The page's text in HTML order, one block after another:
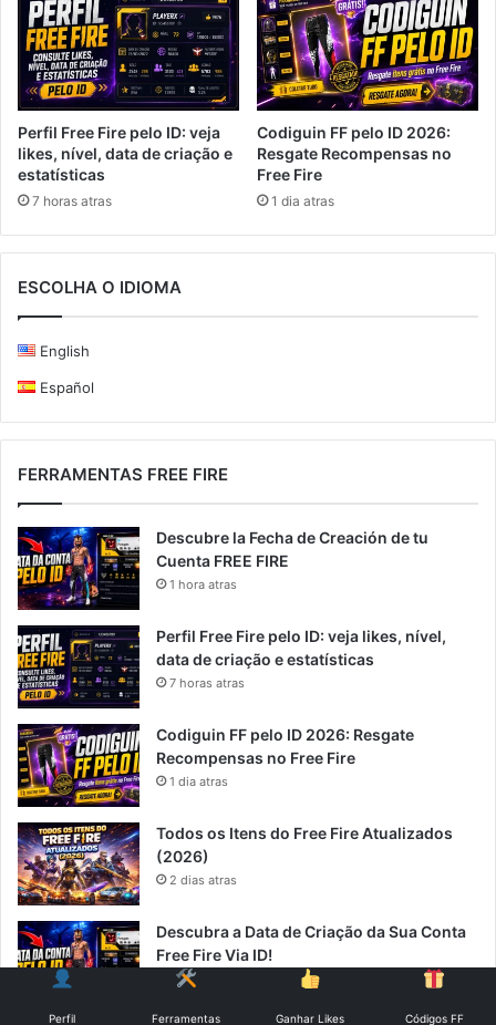
Perfil Free Fire pelo ID: veja
likes, nível, data de criação e
estatísticas
7 horas atras
Codiguin FF pelo ID 2026:
Resgate Recompensas no
Free Fire
1 dia atras
ESCOLHA O IDIOMA
English
Español
FERRAMENTAS FREE FIRE
Descubre la Fecha de Creación de tu
Cuenta FREE FIRE
1 hora atras
Perfil Free Fire pelo ID: veja likes, nível,
data de criação e estatísticas
7 horas atras
Codiguin FF pelo ID 2026: Resgate
Recompensas no Free Fire
1 dia atras
Todos os Itens do Free Fire Atualizados
(2026)
2 dias atras
Descubra a Data de Criação da Sua Conta
Free Fire Via ID!
2 dias atras
Perfil Ferramentas Ganhar Likes Códigos FF